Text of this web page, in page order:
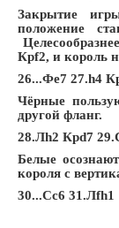
Закрытие
положение
Крf2, и король
26...Фe7 27.h4
Чёрные
другой фланг.
28.Лh2 Крd7
Белые
короля с
30...Сc6 31.Лfh1